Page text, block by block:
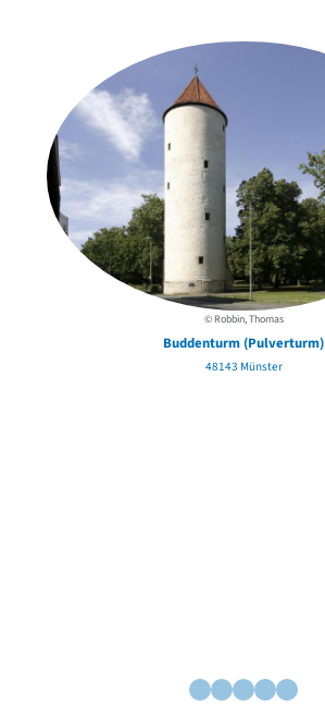
© Robbin, Thomas
Buddenturm (Pulverturm)
48143 Münster